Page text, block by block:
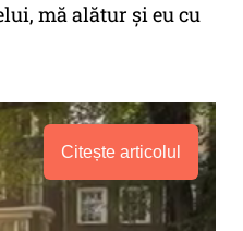
mă alătur și eu cu
Citește articolul